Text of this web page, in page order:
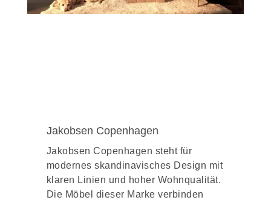
Jakobsen Copenhagen
Jakobsen Copenhagen steht für
modernes skandinavisches Design mit
klaren Linien und hoher Wohnqualität.
Die Möbel dieser Marke verbinden